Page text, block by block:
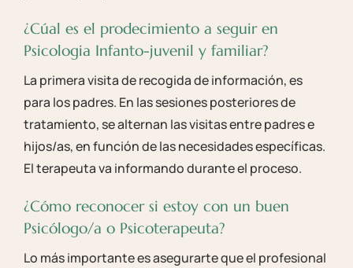
¿Cúal es el prodecimiento a seguir en
Psicologia Infanto-juvenil y familiar?
La primera visita de recogida de información, es
para los padres. En las sesiones posteriores de
tratamiento, se alternan las visitas entre padres e
hijos/as, en función de las necesidades específicas.
El terapeuta va informando durante el proceso.
¿Cómo reconocer si estoy con un buen
Psicólogo/a o Psicoterapeuta?
Lo más importante es asegurarte que el profesional